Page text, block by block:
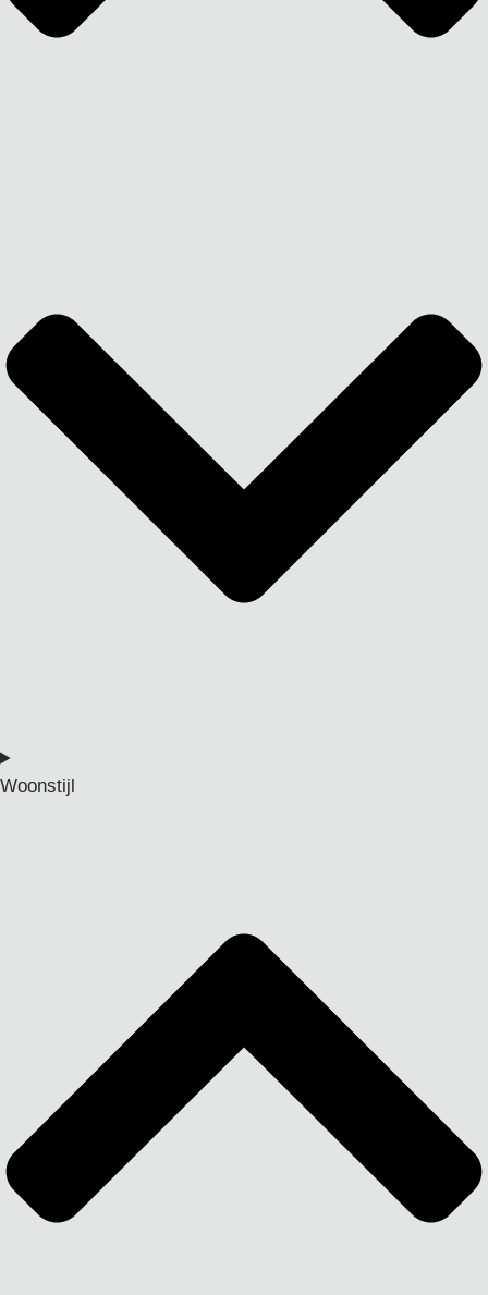
Woonstijl